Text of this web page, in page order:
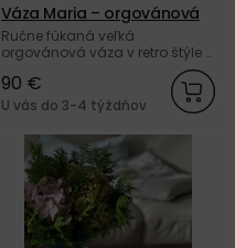
Váza Maria – orgovánová
Ručne fúkaná veľká
orgovánová váza v retro štýle z
Radua crystal.
90 €
U vás do 3-4 týždňov